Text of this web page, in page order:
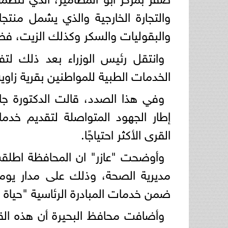
والتجارة الخارجية والذي يشمل
والبقوليات والسكر وكذلك الزيت،
وانتقل رئيس الوزراء بعد ذلك
الخدمات الطبية للمواطنين بقرية
وفي هذا الصدد، قالت الدكتورة
إطار الجهود المتواصلة لتقديم
القرى الأكثر احتياجًا.
وأوضحت "عازر" ان المحافظة
ضمن خدمات المبادرة الرئاسية
وأضافت محافظ البحيرة أن هذه